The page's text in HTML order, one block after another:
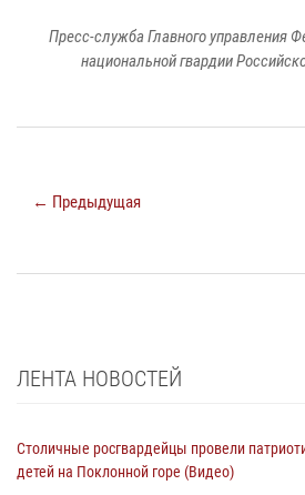
Пресс-служба Главного управления
национальной гвардии
← Предыдущая
ЛЕНТА НОВОСТЕЙ
Столичные росгвардейцы провели
детей на Поклонной горе (Видео)